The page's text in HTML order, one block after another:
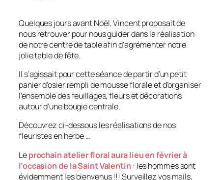
Quelques jours avant Noël, Vincent proposait de
nous retrouver pour nous guider dans la réalisation
de notre centre de table afin d’agrémenter notre
jolie table de fête.
Il s’agissait pour cette séance de partir d’un petit
panier d’osier rempli de mousse florale et d’organiser
l’ensemble des feuillages, fleurs et décorations
autour d’une bougie centrale.
Découvrez ci-dessous les réalisations de nos
fleuristes en herbe …
Leprochain atelier floral aura lieu en février à
l’occasion de la Saint Valentin: les hommes sont
évidemment les bienvenus !!! Surveillez vos mails,